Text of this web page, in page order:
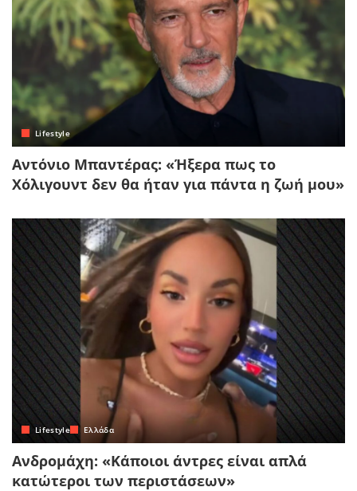
Lifestyle
Αντόνιο Μπαντέρας: «Ήξερα πως το
Χόλιγουντ δεν θα ήταν για πάντα η ζωή μου»
Lifestyle Ελλάδα
Ανδρομάχη: «Κάποιοι άντρες είναι απλά
κατώτεροι των περιστάσεων»